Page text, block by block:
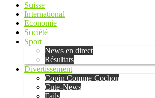
Suisse
International
Economie
Société
Sport
News en direct
Résultats
Divertissement
Copin Comme Cochon
Cute-News
Fails